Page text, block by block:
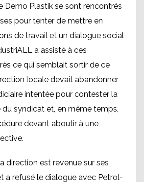
Demo Plastik se sont rencontrés
pour tenter de mettre en
de travail et un dialogue social
a assisté à ces
ce qui semblait sortir de ce
locale devait abandonner
intentée pour contester la
du syndicat et, en même temps,
devant aboutir à une
direction est revenue sur ses
a refusé le dialogue avec Petrol-